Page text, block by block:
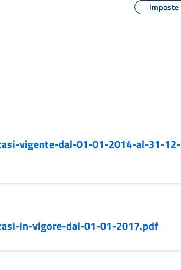
Imposte
vigente-dal-01-01-2014-al-31-
in-vigore-dal-01-01-2017.pdf